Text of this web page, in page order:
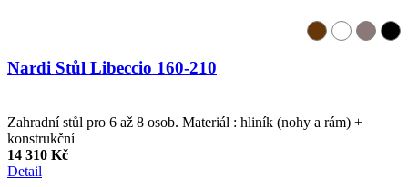
Nardi Stůl Libeccio 160-210
Zahradní stůl pro 6 až 8 osob. Materiál : hliník (nohy a rám) +
konstrukční
14 310 Kč
Detail